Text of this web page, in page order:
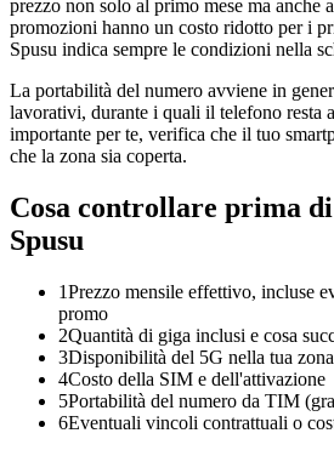
prezzo non solo al primo mese ma anche
promozioni hanno un costo ridotto per i
Spusu indica sempre le condizioni nella
La portabilità del numero avviene in
lavorativi, durante i quali il telefono resta
importante per te, verifica che il tuo
che la zona sia coperta.
Cosa controllare prima di
Spusu
1Prezzo mensile effettivo, incluse
promo
2Quantità di giga inclusi e cosa
3Disponibilità del 5G nella tua zona
4Costo della SIM e dell'attivazione
5Portabilità del numero da TIM
6Eventuali vincoli contrattuali o